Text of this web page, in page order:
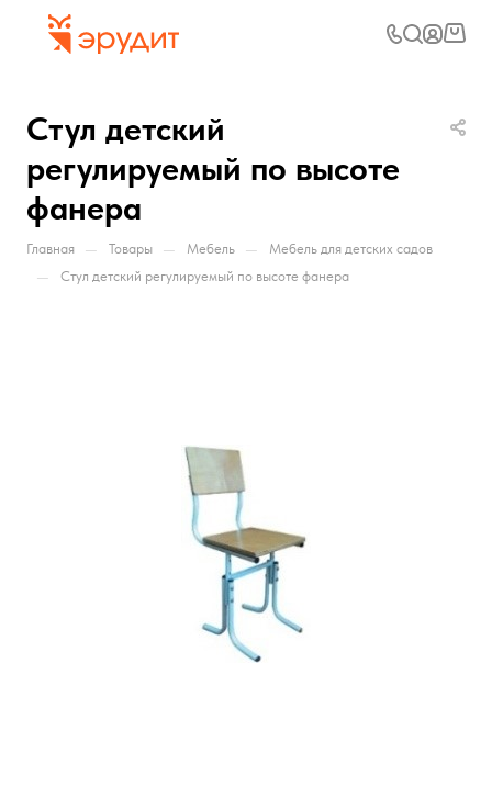
Стул детский
регулируемый по высоте
фанера
Главная — Товары — Мебель — Мебель для детских садов
— Стул детский регулируемый по высоте фанера